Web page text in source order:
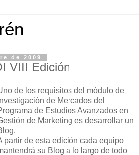
de 2009
VIII Edición
de los requisitos del módulo de
Investigación de Mercados del
de Estudios Avanzados en
de Marketing es desarrollar un
partir de esta edición cada equipo
su Blog a lo largo de todo